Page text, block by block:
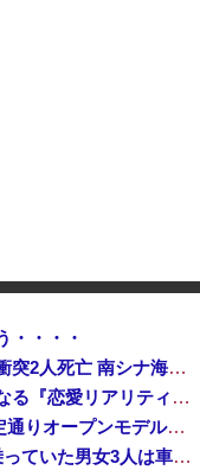
・・・・
【速報】中国の海警局と中国海軍の船が衝突2人死亡 南シナ海でフィリピン船を追跡中他
【悲報】ゆうちゃみの暴露で浮き彫りになる『恋愛リアリティー番組』の裏側がヤバイ・・・・・
【AI】中国製高性能AI「Kimi-K3」が予定通りオープンモデル化される
【鹿児島】 突然右折し路面電車と衝突 乗っていた男女3人は車を放置しダッシュで逃走中